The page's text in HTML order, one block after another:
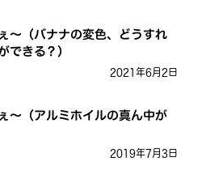
〜（バナナの変色、どうすれ
できる？）
2021年6月2日
〜（アルミホイルの真ん中が
2019年7月3日